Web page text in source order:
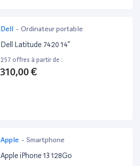
Dell - Ordinateur portable
Dell Latitude 7420 14”
257 offres à partir de :
310,00 €
Apple - Smartphone
Apple iPhone 13 128Go